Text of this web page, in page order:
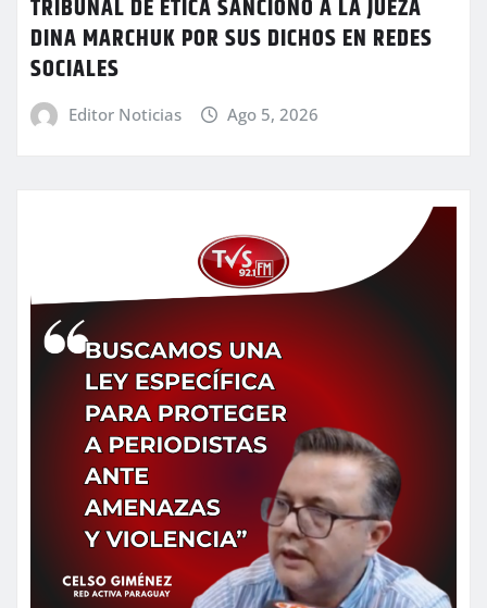
TRIBUNAL DE ÉTICA SANCIONÓ A LA JUEZA
DINA MARCHUK POR SUS DICHOS EN REDES
SOCIALES
Editor Noticias Ago 5, 2026